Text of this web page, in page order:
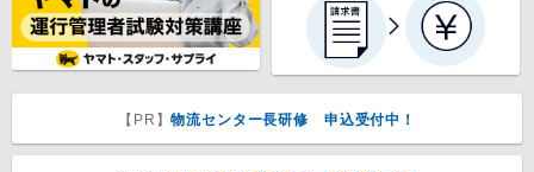
【PR】物流センター長研修 申込受付中！